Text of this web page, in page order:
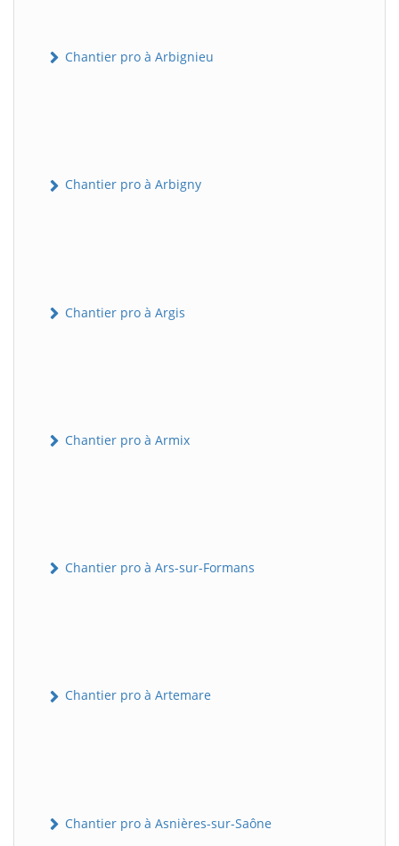
Chantier pro à Arbignieu
Chantier pro à Arbigny
Chantier pro à Argis
Chantier pro à Armix
Chantier pro à Ars-sur-Formans
Chantier pro à Artemare
Chantier pro à Asnières-sur-Saône